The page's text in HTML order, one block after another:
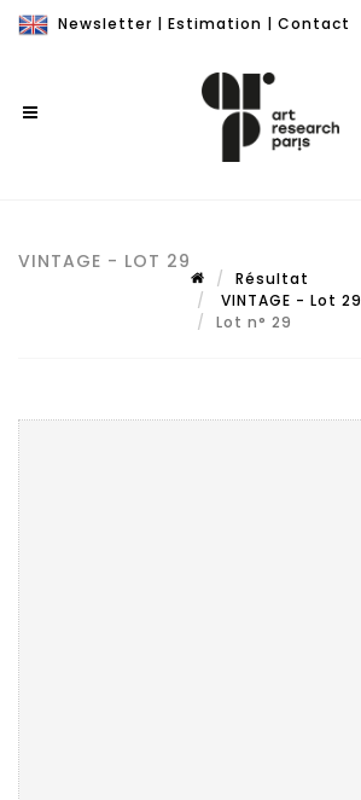
Newsletter | Estimation | Contact
VINTAGE - LOT 29
Résultat
VINTAGE - Lot 29
Lot n° 29